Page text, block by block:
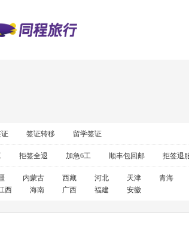
证 签证转移 留学签证
拒签全退 加急6工 顺丰包回邮 拒签退
内蒙古 西藏 河北 天津 青海
西 海南 广西 福建 安徽